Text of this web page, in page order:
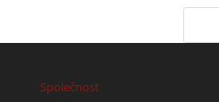
Společnost